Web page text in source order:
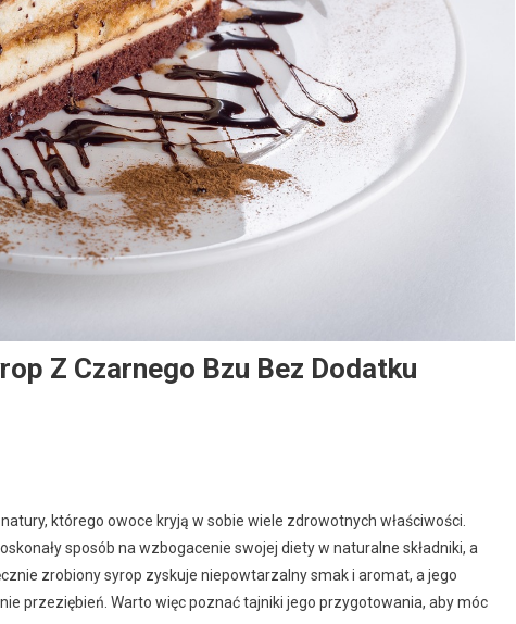
Z Czarnego Bzu Bez Dodatku
którego owoce kryją w sobie wiele zdrowotnych właściwości.
sposób na wzbogacenie swojej diety w naturalne składniki, a
zrobiony syrop zyskuje niepowtarzalny smak i aromat, a jego
przeziębień. Warto więc poznać tajniki jego przygotowania, aby móc